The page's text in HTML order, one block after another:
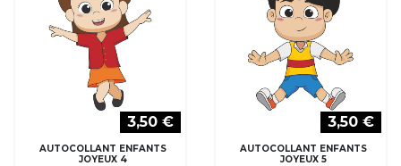
3,50 €
AUTOCOLLANT ENFANTS
JOYEUX 4
3,50 €
AUTOCOLLANT ENFANTS
JOYEUX 5